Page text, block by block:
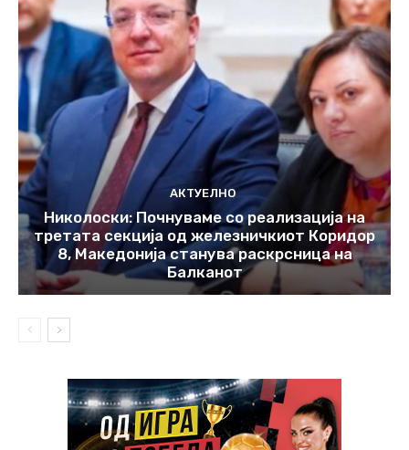
АКТУЕЛНО
Николоски: Почнуваме со реализација на
третата секција од железничкиот Коридор
8, Македонија станува раскрсница на
Балканот